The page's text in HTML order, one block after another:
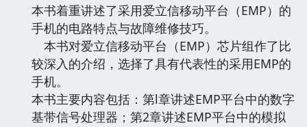
本书着重讲述了采用爱立信移动平台（EMP）的
手机的电路特点与故障维修技巧。
本书对爱立信移动平台（EMP）芯片组作了比
较深入的介绍，选择了具有代表性的采用EMP的
手机。
本书主要内容包括：第l章讲述EMP平台中的数字
基带信号处理器；第2章讲述EMP平台中的模拟